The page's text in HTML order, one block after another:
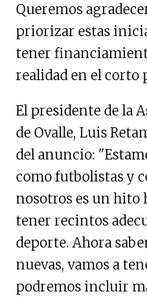
Queremos
priorizar estas
tener
realidad en el corto
El presidente de la
de Ovalle, Luis
del anuncio:
como futbolistas y
nosotros es un hito
tener recintos
deporte. Ahora
nuevas, vamos a
podremos incluir